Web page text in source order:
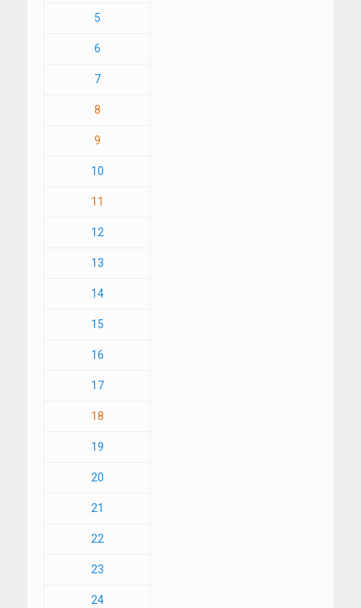
5
6
7
8
9
10
11
12
13
14
15
16
17
18
19
20
21
22
23
24